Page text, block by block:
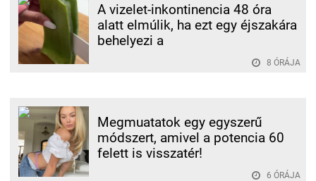
A vizelet-inkontinencia 48 óra
alatt elmúlik, ha ezt egy éjszakára
behelyezi a
8 ÓRÁJA
Megmuatatok egy egyszerű
módszert, amivel a potencia 60
felett is visszatér!
6 ÓRÁJA